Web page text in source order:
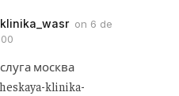
on 6 de
москва
klinika-